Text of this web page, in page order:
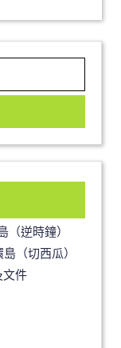
逆時鐘）
（切西瓜）
文件